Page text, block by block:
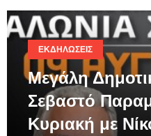
ΕΚΔΗΛΏΣΕΙΣ
Μεγάλη
Σεβαστό
Κυριακή με